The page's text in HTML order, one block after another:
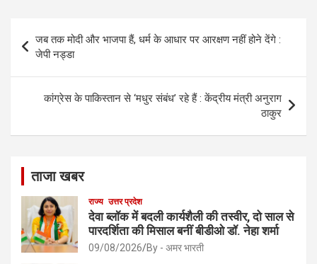
o
o
k
navigation
जब तक मोदी और भाजपा हैं, धर्म के आधार पर आरक्षण नहीं होने देंगे :
जेपी नड्डा
कांग्रेस के पाकिस्तान से ‘मधुर संबंध’ रहे हैं : केंद्रीय मंत्री अनुराग
ठाकुर
ताजा खबर
राज्य उत्तर प्रदेश
देवा ब्लॉक में बदली कार्यशैली की तस्वीर, दो साल से
पारदर्शिता की मिसाल बनीं बीडीओ डॉ. नेहा शर्मा
09/08/2026 By - अमर भारती